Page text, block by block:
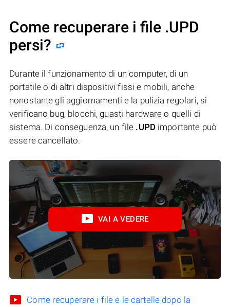
Come recuperare i file .UPD
persi?
Durante il funzionamento di un computer, di un
portatile o di altri dispositivi fissi e mobili, anche
nonostante gli aggiornamenti e la pulizia regolari, si
verificano bug, blocchi, guasti hardware o quelli di
sistema. Di conseguenza, un file .UPDimportante può
essere cancellato.
VAI A VEDERE
Come recuperare i file e le cartelle dopo la